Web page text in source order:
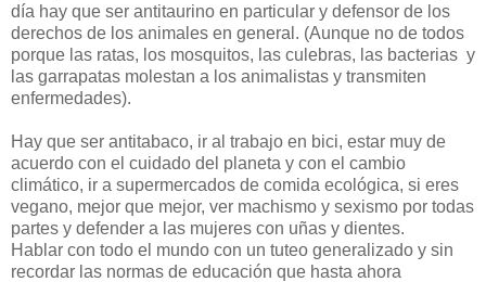
día hay que ser antitaurino en particular y defensor de los
derechos de los animales en general. (Aunque no de todos
porque las ratas, los mosquitos, las culebras, las bacterias y
las garrapatas molestan a los animalistas y transmiten
enfermedades).
Hay que ser antitabaco, ir al trabajo en bici, estar muy de
acuerdo con el cuidado del planeta y con el cambio
climático, ir a supermercados de comida ecológica, si eres
vegano, mejor que mejor, ver machismo y sexismo por todas
partes y defender a las mujeres con uñas y dientes.
Hablar con todo el mundo con un tuteo generalizado y sin
recordar las normas de educación que hasta ahora